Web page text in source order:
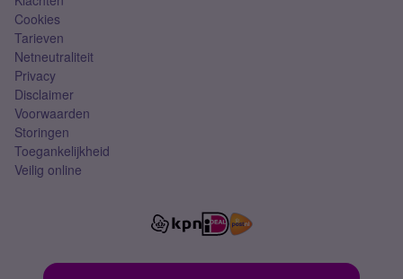
Cookies
Tarieven
Netneutraliteit
Privacy
Disclaimer
Voorwaarden
Storingen
Toegankelijkheid
Veilig online